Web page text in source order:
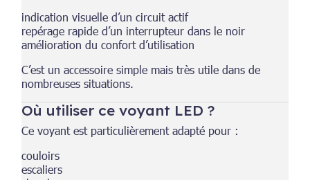
indication visuelle d’un circuit actif
repérage rapide d’un interrupteur dans le noir
amélioration du confort d’utilisation
C’est un accessoire simple mais très utile dans de
nombreuses situations.
Où utiliser ce voyant LED ?
Ce voyant est particulièrement adapté pour :
couloirs
escaliers